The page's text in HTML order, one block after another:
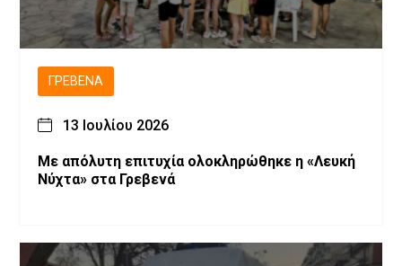
ΓΡΕΒΕΝΆ
13 Ιουλίου 2026
Με απόλυτη επιτυχία ολοκληρώθηκε η «Λευκή
Νύχτα» στα Γρεβενά